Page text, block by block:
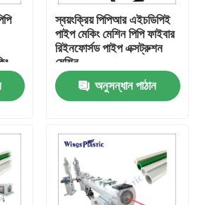
স্বয়ংক্রিয় পিপিআর এইচডিপিই
পাইপ মেকিং মেশিন পিপি ফাইবার
রিইনফোর্সড পাইপ এক্সট্রুশন
মেশিন
অনুসন্ধান পাঠান